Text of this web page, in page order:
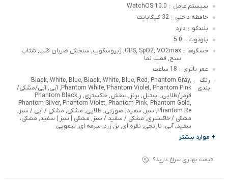
سیستم عامل :
WatchOS 10.0
حافظه داخلی : 32 گیگابایت
بلندگو : دارد
بلوتوث :
5.0
حسگرها :
GPS, SpO2, VO2max, ژیروسکوپ, سنجش ضربان قلب, شتاب
سنج, قطب نما
عمر باتری : 18 ساعت
رنگ
بندی
:
Black, White, Blue, Black, White, Blue, Red, Phantom Gray,
Phantom White, Phantom Violet, Phantom Pink, آبی, آبی/مشکی/
قرمز/طلایی, استیل, برنز, بنفش, خاکستری, رPhantom Black,
Phantom Silver, Phantom Violet, Phantom Pink, Phantom Gold,
Phantom Re, سبز, سفید, صورتی, طلایی, مشکی, مشکی / آبی / سبز,
مشکی / خاکستری, مشکی / سفید / سبز, مشکی | سبز | سفید, مشکی،
سفید، آبی، نارنجی, نقره ای, بژ, زرد, سرمه ای, لیمویی
+ موارد بیشتر
قیمت بهتری سراغ دارید؟